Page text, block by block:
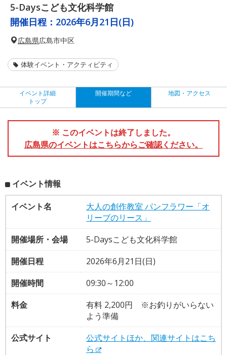
5-Daysこども文化科学館
開催日程： 2026年6月21日(日)
広島県広島市中区
体験イベント・アクティビティ
イベント詳細
トップ
開催期間など 地図・アクセス
※ このイベントは終了しました。
広島県のイベントはこちらからご確認ください。
イベント情報
イベント名
大人の創作教室 パンフラワー「オ
リーブのリース」
開催場所・会場
5-Daysこども文化科学館
開催日程
2026年6月21日(日)
開催時間
09:30～12:00
料金
有料 2,200円 ※お釣りがいらない
よう準備
公式サイト
公式サイトほか、関連サイトはこち
ら